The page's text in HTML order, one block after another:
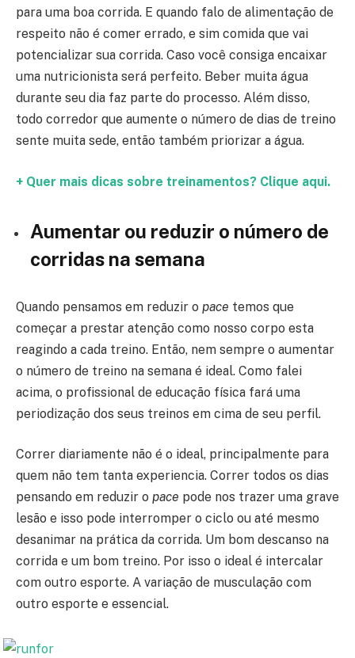
para uma boa corrida. E quando falo de alimentação de
respeito não é comer errado, e sim comida que vai
potencializar sua corrida. Caso você consiga encaixar
uma nutricionista será perfeito. Beber muita água
durante seu dia faz parte do processo. Além disso,
todo corredor que aumente o número de dias de treino
sente muita sede, então também priorizar a água.
+ Quer mais dicas sobre treinamentos? Clique aqui.
Aumentar ou reduzir o número de
corridas na semana
Quando pensamos em reduzir o pace temos que
começar a prestar atenção como nosso corpo esta
reagindo a cada treino. Então, nem sempre o aumentar
o número de treino na semana é ideal. Como falei
acima, o profissional de educação física fará uma
periodização dos seus treinos em cima de seu perfil.
Correr diariamente não é o ideal, principalmente para
quem não tem tanta experiencia. Correr todos os dias
pensando em reduzir o pace pode nos trazer uma grave
lesão e isso pode interromper o ciclo ou até mesmo
desanimar na prática da corrida. Um bom descanso na
corrida e um bom treino. Por isso o ideal é intercalar
com outro esporte. A variação de musculação com
outro esporte e essencial.